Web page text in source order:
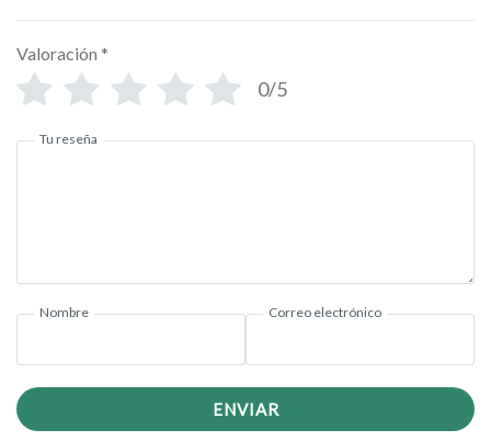
Valoración *
0/5
Tu reseña
Nombre Correo electrónico
ENVIAR